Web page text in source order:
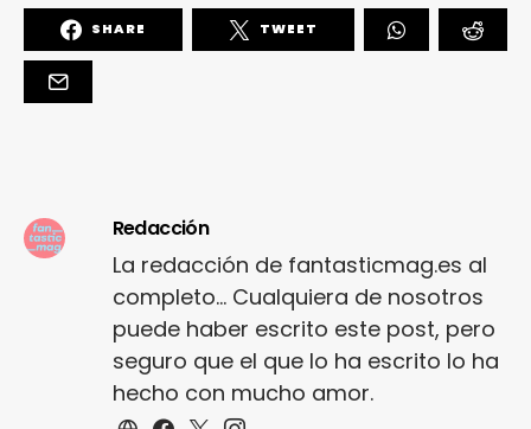
SHARE TWEET
Redacción
La redacción de fantasticmag.es al
completo... Cualquiera de nosotros
puede haber escrito este post, pero
seguro que el que lo ha escrito lo ha
hecho con mucho amor.